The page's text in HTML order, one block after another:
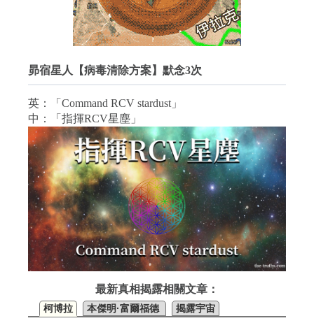
昴宿星人【病毒清除方案】默念3次
英：「Command RCV stardust」
中：「指揮RCV星塵」
最新真相揭露相關文章：
柯博拉 本傑明·富爾福德 揭露宇宙